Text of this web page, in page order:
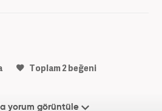
Toplam2beğeni
yorum görüntüle